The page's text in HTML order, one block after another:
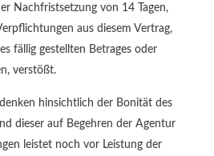
Nachfristsetzung von 14 Tagen,
aus diesem Vertrag,
fällig gestellten Betrages oder
verstößt.
hinsichtlich der Bonität des
dieser auf Begehren der Agentur
leistet noch vor Leistung der